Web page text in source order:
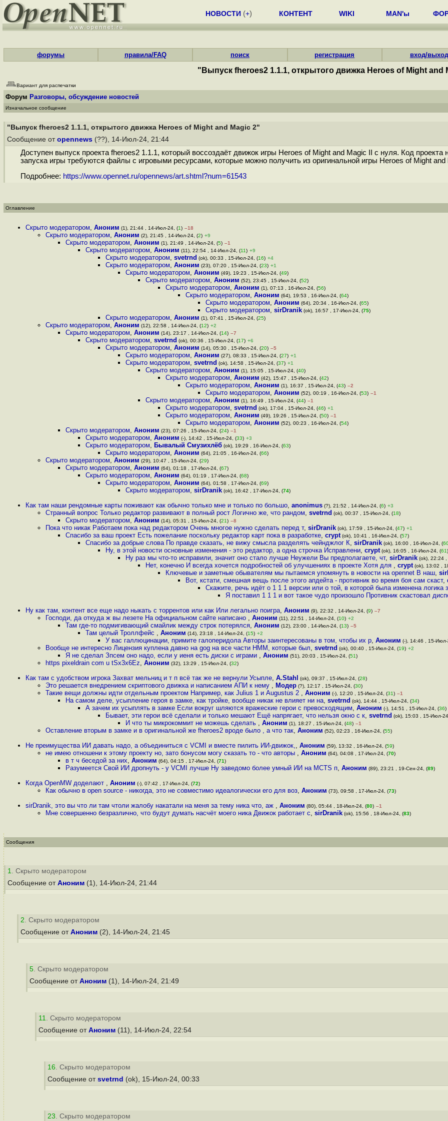
НОВОСТИ (+) КОНТЕНТ WIKI MAN'ы
форумы правила/FAQ поиск регистрация вход/выход
"Выпуск fheroes2 1.1.1, открытого движка Heroes of Might and
Вариант для распечатки
Форум Разговоры, обсуждение новостей
Изначальное сообщение
"Выпуск fheroes2 1.1.1, открытого движка Heroes of Might and Magic 2"
Сообщение от opennews (??), 14-Июл-24, 21:44
Доступен выпуск проекта fheroes2 1.1.1, который воссоздаёт движок игры Heroes of Might and Magic II с нуля. Код
запуска игры требуются файлы с игровыми ресурсами, которые можно получить из оригинальной игры Heroes of Might and
Подробнее: https://www.opennet.ru/opennews/art.shtml?num=61543
Оглавление
Скрыто модератором, Аноним (1), 21:44 , 14-Июл-24, (1) –18
Скрыто модератором, Аноним (2), 21:45 , 14-Июл-24, (2) +9
Скрыто модератором, Аноним (1), 21:49 , 14-Июл-24, (5) –1
Скрыто модератором, Аноним (11), 22:54 , 14-Июл-24, (11) +9
Скрыто модератором, svetrnd (ok), 00:33 , 15-Июл-24, (16) +4
Скрыто модератором, Аноним (23), 07:20 , 15-Июл-24, (23) +1
Скрыто модератором, Аноним (49), 19:23 , 15-Июл-24, (49)
Скрыто модератором, Аноним (52), 23:45 , 15-Июл-24, (52)
Скрыто модератором, Аноним (1), 07:13 , 16-Июл-24, (56)
Скрыто модератором, Аноним (64), 19:53 , 16-Июл-24, (64)
Скрыто модератором, Аноним (64), 20:34 , 16-Июл-24, (65)
Скрыто модератором, sirDranik (ok), 16:57 , 17-Июл-24, (75)
Скрыто модератором, Аноним (1), 07:41 , 15-Июл-24, (25)
Скрыто модератором, Аноним (12), 22:58 , 14-Июл-24, (12) +2
Скрыто модератором, Аноним (14), 23:17 , 14-Июл-24, (14) –7
Скрыто модератором, svetrnd (ok), 00:36 , 15-Июл-24, (17) +6
Скрыто модератором, Аноним (14), 05:30 , 15-Июл-24, (20) –5
Скрыто модератором, Аноним (27), 08:33 , 15-Июл-24, (27) +1
Скрыто модератором, svetrnd (ok), 14:58 , 15-Июл-24, (37) +1
Скрыто модератором, Аноним (1), 15:05 , 15-Июл-24, (40)
Скрыто модератором, Аноним (42), 15:47 , 15-Июл-24, (42)
Скрыто модератором, Аноним (1), 16:37 , 15-Июл-24, (43) –2
Скрыто модератором, Аноним (52), 00:19 , 16-Июл-24, (53) –1
Скрыто модератором, Аноним (1), 16:49 , 15-Июл-24, (44) –1
Скрыто модератором, svetrnd (ok), 17:04 , 15-Июл-24, (46) +1
Скрыто модератором, Аноним (49), 19:26 , 15-Июл-24, (50) –1
Скрыто модератором, Аноним (52), 00:23 , 16-Июл-24, (54)
Скрыто модератором, Аноним (23), 07:26 , 15-Июл-24, (24) –1
Скрыто модератором, Аноним (-), 14:42 , 15-Июл-24, (33) +3
Скрыто модератором, Бывалый Смузихлёб (ok), 19:29 , 16-Июл-24, (63)
Скрыто модератором, Аноним (64), 21:05 , 16-Июл-24, (66)
Скрыто модератором, Аноним (29), 10:47 , 15-Июл-24, (29)
Скрыто модератором, Аноним (64), 01:18 , 17-Июл-24, (67)
Скрыто модератором, Аноним (64), 01:19 , 17-Июл-24, (68)
Скрыто модератором, Аноним (64), 01:58 , 17-Июл-24, (69)
Скрыто модератором, sirDranik (ok), 16:42 , 17-Июл-24, (74)
Как там наши рендомные карты поживают как обычно только мне и только по большо, anonimus (?), 21:52 , 14-Июл-24, (6) +3
Странный вопрос Только редактор развивают в полный рост Логично же, что рандом, svetrnd (ok), 00:37 , 15-Июл-24, (18)
Скрыто модератором, Аноним (14), 05:31 , 15-Июл-24, (21) –8
Пока что никак Работаем пока над редактором Очень многое нужно сделать перед т, sirDranik (ok), 17:59 , 15-Июл-24, (47) +1
Спасибо за ваш проект Есть пожелание поскольку редактор карт пока в разработке, crypt (ok), 10:41 , 16-Июл-24, (57)
Спасибо за добрые слова По правде сказать, не вижу смысла разделять чейнджлог К, sirDranik (ok), 16:00 , 16-Июл-24, (
Ну, в этой новости основные изменения - это редактор, а одна строчка Исправлени, crypt (ok), 16:05 , 16-Июл-24, (61)
Ну раз мы что-то исправили, значит оно стало лучше Неужели Вы предполагаете, чт, sirDranik (ok), 22:24
Нет, конечно И всегда хочется подробностей об улучшениях в проекте Хотя для , crypt (ok), 13:02 ,
Ключевые и заметные обывателям мы пытаемся упомянуть в новости на opennet В наш,
Вот, кстати, смешная вещь после этого апдейта - противник во время боя сам скаст,
Скажите, речь идёт о 1 1 1 версии или о той, в которой была изменена логика
Я поставил 1 1 1 и вот такое чудо произошло Противник скастовал
Ну как там, контент все еще надо ныкать с торрентов или как Или легально поигра, Аноним (9), 22:32 , 14-Июл-24, (9) –7
Господи, да откуда ж вы лезете На официальном сайте написано , Аноним (11), 22:51 , 14-Июл-24, (10) +2
Там где-то подмигивающий смайлик между строк потерялся, Аноним (12), 23:00 , 14-Июл-24, (13) –5
Там целый Троллфейс , Аноним (14), 23:18 , 14-Июл-24, (15) +2
У вас галлюцинации, примите галоперидола Авторы заинтересованы в том, чтобы их р, Аноним (-), 14:46 , 15-
Вообще не интересно Лицензия куплена давно на gog на все части HMM, которые был, svetrnd (ok), 00:40 , 15-Июл-24, (19) +2
Я не сделал Зпсем оно надо, если у иеня есть диски с играми , Аноним (51), 20:03 , 15-Июл-24, (51)
https pixeldrain com u tSx3x6Ez, Аноним (32), 13:29 , 15-Июл-24, (32)
Как там с удобством игрока Захват мельниц и т п всё так же не вернули Усыпле, A.Stahl (ok), 09:37 , 15-Июл-24, (28)
Это решается внедрением скриптового движка и написанием АПИ к нему , Модер (?), 12:17 , 15-Июл-24, (30)
Такие вещи должны идти отдельным проектом Например, как Julius 1 и Augustus 2 , Аноним (-), 12:20 , 15-Июл-24, (31) –1
На самом деле, усыпление героя в замке, как тройке, вообще никак не влияет ни на, svetrnd (ok), 14:44 , 15-Июл-24, (34)
А зачем их усыплять в замке Если вокруг шляются вражеские герои с превосходящим, Аноним (-), 14:51 , 15-Июл-24, (36)
Бывает, эти герои всё сделали и только мешают Ещё напрягает, что нельзя окно с к, svetrnd (ok), 15:03 , 15-Июл-
И что ты микрокоммит не можешь сделать , Аноним (1), 18:27 , 15-Июл-24, (48) –1
Оставление вторым в замке и в оригинальной же fheroes2 вроде было , а что так, Аноним (52), 02:23 , 16-Июл-24, (55)
Не преимущества ИИ давать надо, а объединиться с VCMI и вместе пилить ИИ-движок,, Аноним (59), 13:32 , 16-Июл-24, (59)
не имею отношени к этому проекту но, зато бонусом могу сказать то - что авторы , Аноним (64), 04:08 , 17-Июл-24, (70)
в т ч беседой за них, Аноним (64), 04:15 , 17-Июл-24, (71)
Разумеется Свой ИИ дропнуть - у VCMI лучше Ну заведомо более умный ИИ на MCTS п, Аноним (89), 23:21 , 19-Сен-24, (89)
Когда OpenMW доделают , Аноним (-), 07:42 , 17-Июл-24, (72)
Как обычно в open source - никогда, это не совместимо идеалогически его для воз, Аноним (73), 09:58 , 17-Июл-24, (73)
sirDranik, это вы что ли там чтоли жалобу накатали на меня за тему ника что, аж , Аноним (80), 05:44 , 18-Июл-24, (80) –1
Мне совершенно безразлично, что будут думать насчёт моего ника Движок работает с, sirDranik (ok), 15:56 , 18-Июл-24, (83)
Сообщения
1. Скрыто модератором
Сообщение от Аноним (1), 14-Июл-24, 21:44
2. Скрыто модератором
Сообщение от Аноним (2), 14-Июл-24, 21:45
5. Скрыто модератором
Сообщение от Аноним (1), 14-Июл-24, 21:49
11. Скрыто модератором
Сообщение от Аноним (11), 14-Июл-24, 22:54
16. Скрыто модератором
Сообщение от svetrnd (ok), 15-Июл-24, 00:33
23. Скрыто модератором